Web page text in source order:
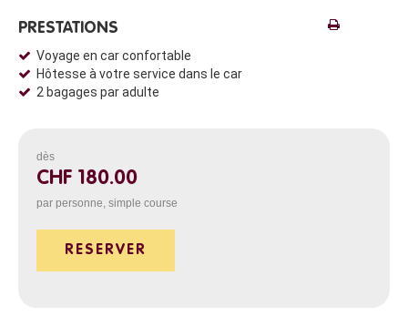
PRESTATIONS
Voyage en car confortable
Hôtesse à votre service dans le car
2 bagages par adulte
dès
CHF 180.00
par personne, simple course
RESERVER